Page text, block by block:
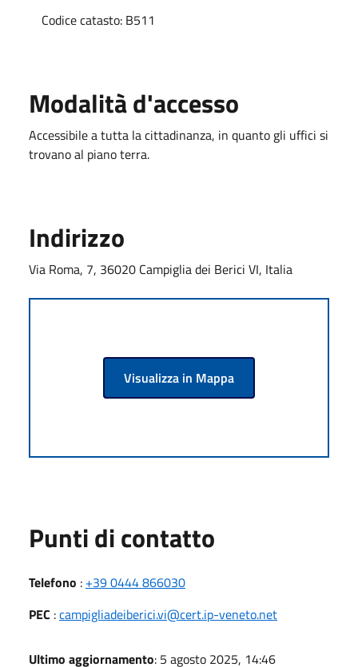
Codice catasto: B511
Modalità d'accesso
Accessibile a tutta la cittadinanza, in quanto gli uffici si
trovano al piano terra.
Indirizzo
Via Roma, 7, 36020 Campiglia dei Berici VI, Italia
Visualizza in Mappa
Punti di contatto
Telefono : +39 0444 866030
PEC :campigliadeiberici.vi@cert.ip-veneto.net
Ultimo aggiornamento: 5 agosto 2025, 14:46